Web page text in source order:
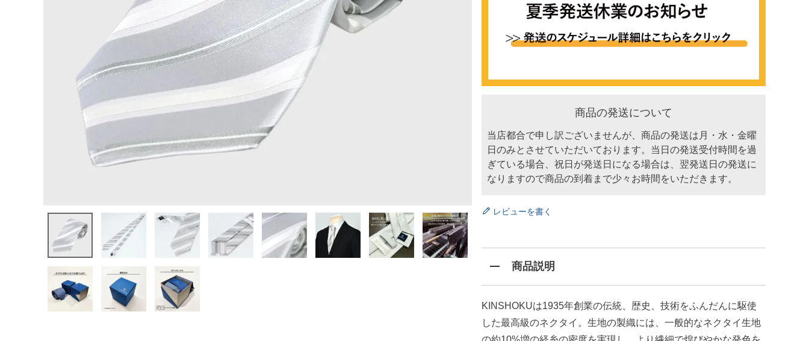
商品の発送について
当店都合で申し訳ございませんが、商品の発送は月・水・金曜
日のみとさせていただいております。当日の発送受付時間を過
ぎている場合、祝日が発送日になる場合は、翌発送日の発送に
なりますので商品の到着まで少々お時間をいただきます。
レビューを書く
商品説明
KINSHOKUは1935年創業の伝統、歴史、技術をふんだんに駆使
した最高級のネクタイ。生地の製織には、一般的なネクタイ生地